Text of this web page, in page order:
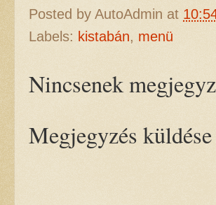
Posted by AutoAdmin at
Labels: kistabán, menü
Nincsenek
Megjegyzés küldése